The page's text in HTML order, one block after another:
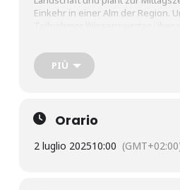
Einkehr in einer Alm der Region.
deren Verwendung. Im
entspannenden Wanderung
Rezepturen und das
22 – Mayrl Alm – auf dem Weg
Bergstation Oberholz und mit
Start: 10 Uhr, Tourismusbüro
PIÙ
Orario
2 luglio 202510:00